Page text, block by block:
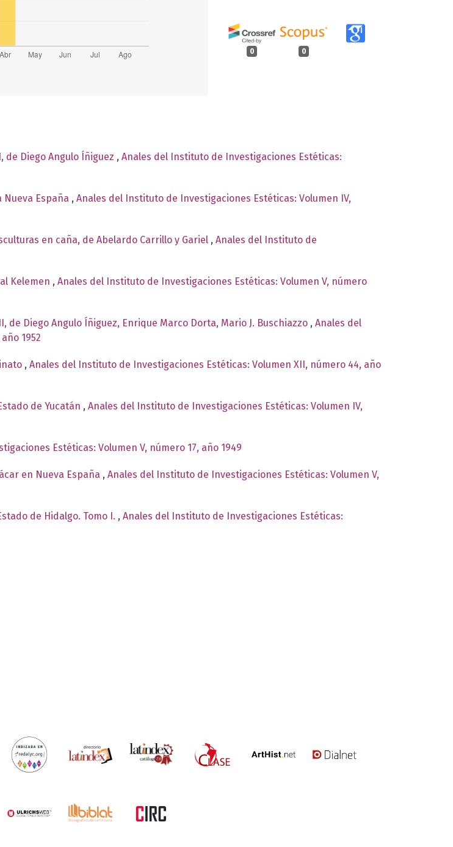
0 0
Diego Angulo Íñiguez , Anales del Instituto de Investigaciones Estéticas:
Nueva España , Anales del Instituto de Investigaciones Estéticas: Volumen IV,
en caña, de Abelardo Carrillo y Gariel , Anales del Instituto de
Kelemen , Anales del Instituto de Investigaciones Estéticas: Volumen V, número
Diego Angulo Íñiguez, Enrique Marco Dorta, Mario J. Buschiazzo , Anales del
1952
, Anales del Instituto de Investigaciones Estéticas: Volumen XII, número 44, año
de Yucatán , Anales del Instituto de Investigaciones Estéticas: Volumen IV,
Estéticas: Volumen V, número 17, año 1949
en Nueva España , Anales del Instituto de Investigaciones Estéticas: Volumen V,
de Hidalgo. Tomo I. , Anales del Instituto de Investigaciones Estéticas: